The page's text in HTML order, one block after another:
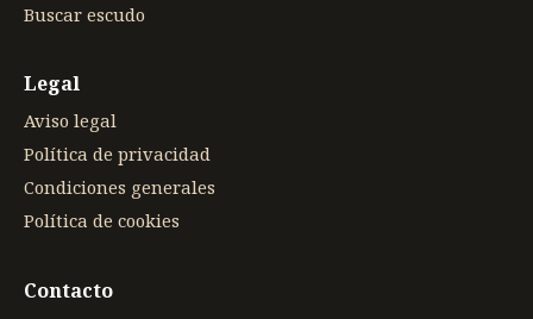
Buscar escudo
Legal
Aviso legal
Política de privacidad
Condiciones generales
Política de cookies
Contacto